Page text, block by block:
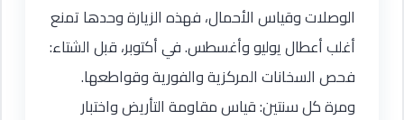
الوصلات وقياس الأحمال، فهذه الزيارة وحدها تمنع
أغلب أعطال يوليو وأغسطس. في أكتوبر، قبل الشتاء:
فحص السخانات المركزية والفورية وقواطعها.
ومرة كل سنتين: قياس مقاومة التأريض واختبار